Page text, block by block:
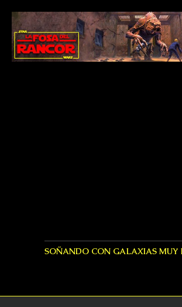
SOÑANDO CON GALAXIAS MUY